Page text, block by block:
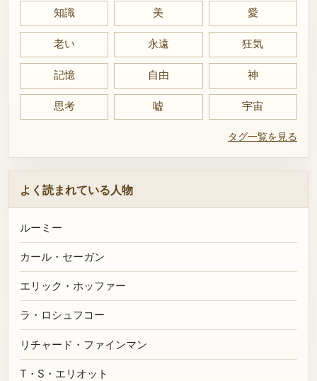
知識 美 愛
老い 永遠 狂気
記憶 自由 神
思考 嘘 宇宙
タグ一覧を見る
よく読まれている人物
ルーミー
カール・セーガン
エリック・ホッファー
ラ・ロシュフコー
リチャード・ファインマン
T・S・エリオット